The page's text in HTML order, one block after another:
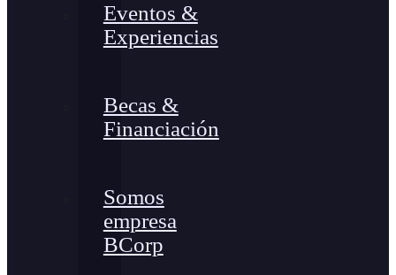
Eventos &
Experiencias
Becas &
Financiación
Somos
empresa
BCorp